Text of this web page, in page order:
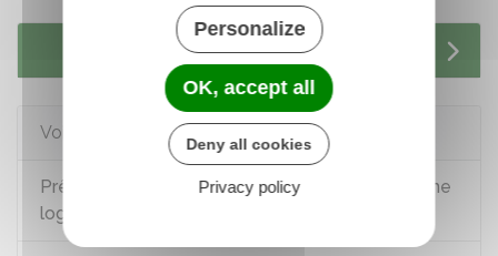
Services en ligne et formulaires
Voir aussi
Prêt épargne logement à partir d'un plan épargne
logement (PEL)
Personalize
OK, accept all
Deny all cookies
Privacy policy